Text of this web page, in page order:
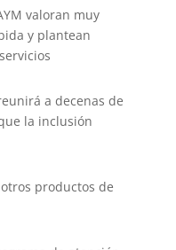
valoran muy
y plantean
a decenas de
la inclusión
productos de